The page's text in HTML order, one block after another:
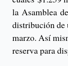
la Asamblea
distribución de
marzo. Así
reserva para